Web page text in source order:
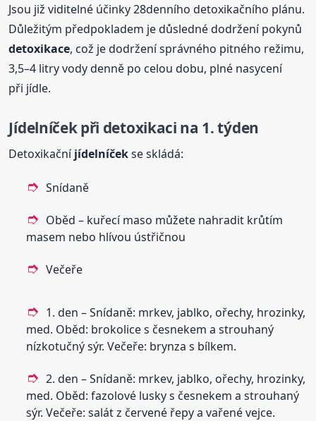
Jsou již viditelné účinky 28denního detoxikačního plánu.
Důležitým předpokladem je důsledné dodržení pokynů
detoxikace, což je dodržení správného pitného režimu,
3,5–4 litry vody denně po celou dobu, plné nasycení
při jídle.
Jídelníčekpři detoxikaci na 1. týden
Detoxikačníjídelníčekse skládá:
Snídaně
Oběd – kuřecí maso můžete nahradit krůtím
masem nebo hlívou ústřičnou
Večeře
1. den – Snídaně: mrkev, jablko, ořechy, hrozinky,
med. Oběd: brokolice s česnekem a strouhaný
nízkotučný sýr. Večeře: brynza s bílkem.
2. den – Snídaně: mrkev, jablko, ořechy, hrozinky,
med. Oběd: fazolové lusky s česnekem a strouhaný
sýr. Večeře: salát z červené řepy a vařené vejce.